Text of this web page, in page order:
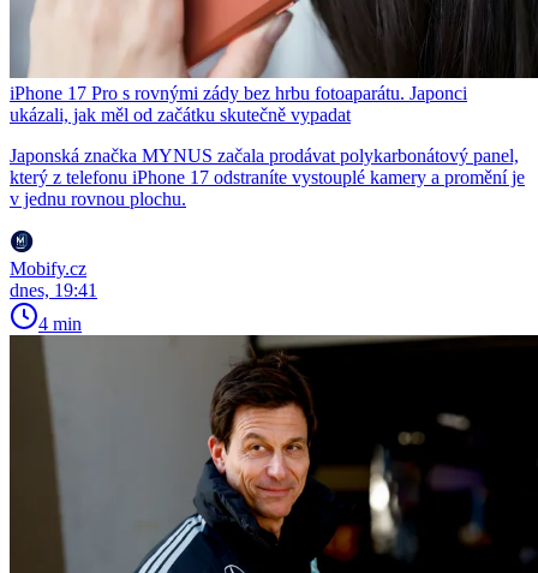
iPhone 17 Pro s rovnými zády bez hrbu fotoaparátu. Japonci
ukázali, jak měl od začátku skutečně vypadat
Japonská značka MYNUS začala prodávat polykarbonátový panel,
který z telefonu iPhone 17 odstraníte vystouplé kamery a promění je
v jednu rovnou plochu.
Mobify.cz
dnes, 19:41
4 min